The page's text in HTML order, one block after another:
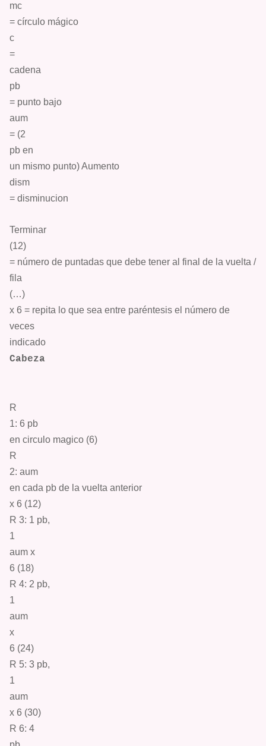
mc
= círculo mágico
c
=
cadena
pb
= punto bajo
aum
= (2
pb en
un mismo punto) Aumento
dism
= disminucion
Terminar
(12)
= número de puntadas que debe tener al final de la vuelta /
fila
(…)
x 6 = repita lo que sea entre paréntesis el número de
veces
indicado
Cabeza
R
1: 6 pb
en circulo magico (6)
R
2: aum
en cada pb de la vuelta anterior
x 6 (12)
R 3: 1 pb,
1
aum x
6 (18)
R 4: 2 pb,
1
aum
x
6 (24)
R 5: 3 pb,
1
aum
x 6 (30)
R 6: 4